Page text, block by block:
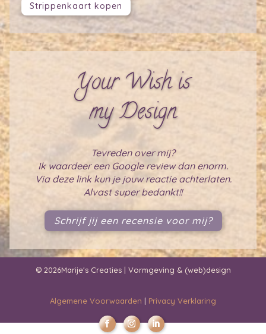
Strippenkaart kopen
Your Wish is
my Design
Tevreden over mij?
Ik waardeer een Google review dan enorm.
Via deze link kun je jouw reactie achterlaten.
Alvast super bedankt!!
Schrijf jij een recensie voor mij?
© 2026Marije's Creaties | Vormgeving & (web)design
Algemene Voorwaarden | Privacy Verklaring